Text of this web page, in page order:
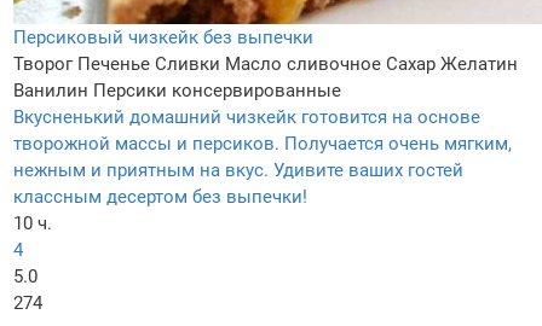
Персиковый чизкейк без выпечки
Творог Печенье Сливки Масло сливочное Сахар Желатин
Ванилин Персики консервированные
Вкусненький домашний чизкейк готовится на основе
творожной массы и персиков. Получается очень мягким,
нежным и приятным на вкус. Удивите ваших гостей
классным десертом без выпечки!
10 ч.
4
5.0
274